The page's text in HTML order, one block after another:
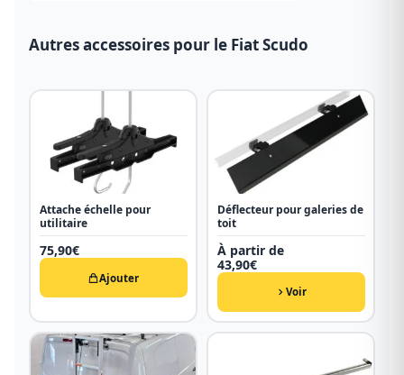
Autres accessoires pour le Fiat Scudo
Attache échelle pour
utilitaire
75,90€
Ajouter
Déflecteur pour galeries de
toit
À partir de
43,90€
Voir